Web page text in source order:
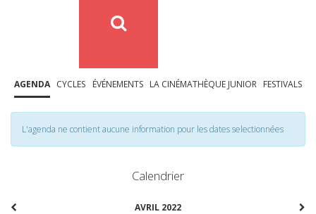
AGENDA CYCLES ÉVÉNEMENTS LA CINÉMATHÈQUE JUNIOR FESTIVALS
L'agenda ne contient aucune information pour les dates selectionnées
Calendrier
AVRIL 2022